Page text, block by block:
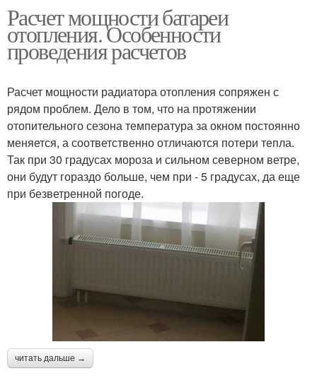
биметаллических
радиаторов
Радиатор к газобетону
Большие радиаторы
радиатора
Расчет мощности батареи
отопления. Особенности
проведения расчетов
Расчет мощности радиатора отопления сопряжен с
рядом проблем. Дело в том, что на протяжении
отопительного сезона температура за окном постоянно
меняется, а соответственно отличаются потери тепла.
Так при 30 градусах мороза и сильном северном ветре,
они будут гораздо больше, чем при - 5 градусах, да еще
при безветренной погоде.
читать дальше →